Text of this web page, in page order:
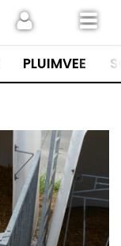
PLUIMVEE